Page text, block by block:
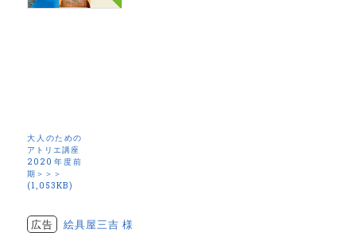
大人のための
アトリエ講座
2020年度前
期＞＞＞
(1,053KB)
広告 絵具屋三吉 様